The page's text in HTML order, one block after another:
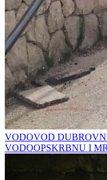
VODOVOD
VODOOPSKRBNU I